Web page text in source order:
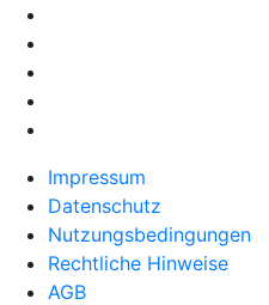
Impressum
Datenschutz
Nutzungsbedingungen
Rechtliche Hinweise
AGB